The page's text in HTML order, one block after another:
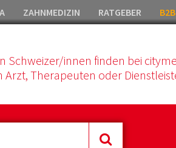
ZAHNMEDIZIN RATGEBER
Schweizer/innen finden bei
Arzt, Therapeuten oder